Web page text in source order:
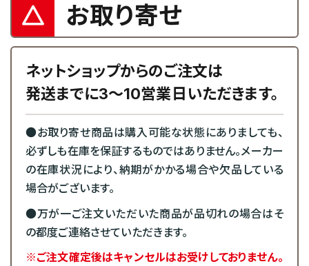
お取り寄せ
ネットショップからのご注文は
発送までに3～10営業日いただきます。
●お取り寄せ商品は購入可能な状態にありましても、
必ずしも在庫を保証するものではありません。メーカー
の在庫状況により、納期がかかる場合や欠品している
場合がございます。
●万が一ご注文いただいた商品が品切れの場合はそ
の都度ご連絡させていただきます。
※ご注文確定後はキャンセルはお受けしておりません。